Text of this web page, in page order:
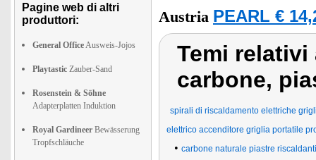
Pagine web di altri
produttori:
General OfficeAusweis-Jojos
Playtastic Zauber-Sand
Rosenstein & Söhne
Adapterplatten Induktion
Royal Gardineer Bewässerung
Tropfschläuche
Austria PEARL €
Temi
carbone,
spirali di riscaldamento elettriche
elettrico accenditore griglia portatile
• carbone naturale piastre